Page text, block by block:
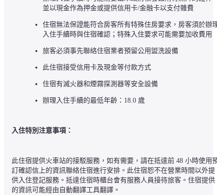
並以現金作為押金或提供信用卡/金融卡以支付雜費
住宿無法保證能符合房客所有特殊住房要求，房客須於辦
入住手續時與住宿確認；特殊入住要求可能需要加收費用
旅客必須事先聯絡住宿業者預留公用盥洗設備
此住宿接受信用卡及現金等付款方式
住宿有滅火器和煙霧探測器等安全設備
辦理入住手續的最低年齡：18.0 歲
入住特別注意事項：
此住宿提供火車站的接駁服務，如有需要，請在抵達前 48 小時使用
訂確認信上的資訊聯絡住宿進行安排。此住宿恕不在營業時間以外提
供入住登記服務。抵達住宿時櫃台會有服務人員接待旅客。住宿提供
的資訊可能經由自動翻譯工具翻譯。